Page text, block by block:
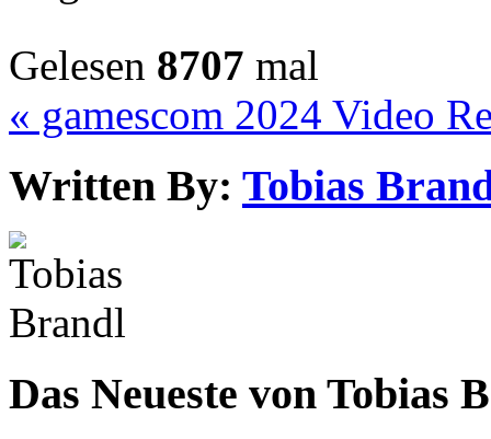
Gelesen 8707 mal
« gamescom 2024 Video
Written By: Tobias
Das Neueste von Tobias